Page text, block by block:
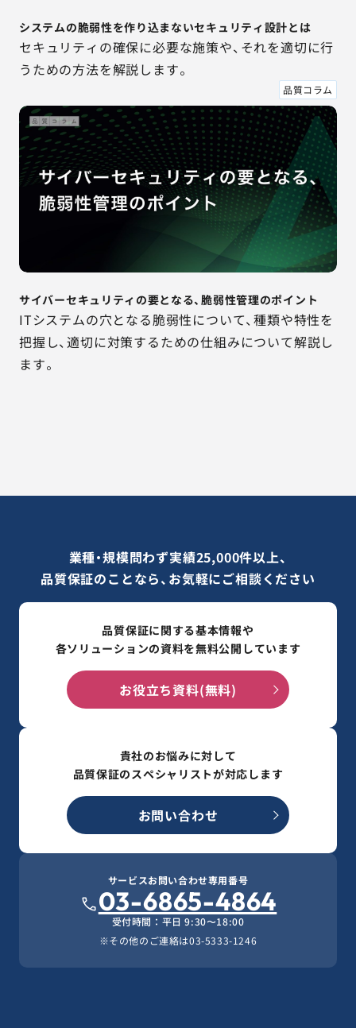
システムの脆弱性を作り込まないセキュリティ設計とは
セキュリティの確保に必要な施策や、それを適切に行
うための方法を解説します。
品質コラム
サイバーセキュリティの要となる、脆弱性管理のポイント
ITシステムの穴となる脆弱性について、種類や特性を
把握し、適切に対策するための仕組みについて解説し
ます。
業種・規模問わず実績25,000件以上、
品質保証のことなら、お気軽にご相談ください
品質保証に関する基本情報や
各ソリューションの資料を無料公開しています
お役立ち資料(無料)
貴社のお悩みに対して
品質保証のスペシャリストが対応します
お問い合わせ
サービスお問い合わせ専用番号
03-6865-4864
受付時間：平日 9:30〜18:00
※その他のご連絡は03-5333-1246